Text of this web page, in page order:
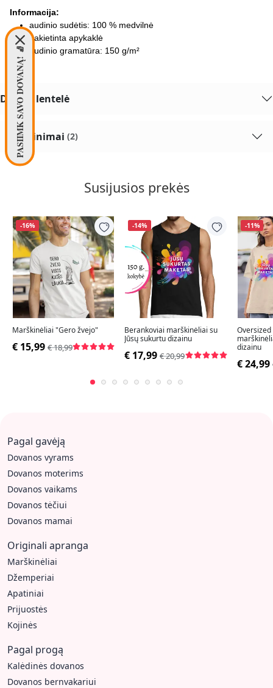
Informacija:
audinio sudėtis: 100 % medvilnė
pakietinta apykaklė
audinio gramatūra: 150 g/m²
Dydžių lentelė
Įvertinimai (2)
Susijusios prekės
-16%
Marškinėliai "Gero žvejo"
€ 15,99 € 18,99
-14%
Berankoviai marškinėliai su
Jūsų sukurtu dizainu
€ 17,99 € 20,99
-11%
dizainu
€ 24,99
Pagal gavėją
Dovanos vyrams
Dovanos moterims
Dovanos vaikams
Dovanos tėčiui
Dovanos mamai
Originali apranga
Marškinėliai
Džemperiai
Apatiniai
Prijuostės
Kojinės
Pagal progą
Kalėdinės dovanos
Dovanos bernvakariui
PASIIMK SAVO DOVANĄ! 🧦